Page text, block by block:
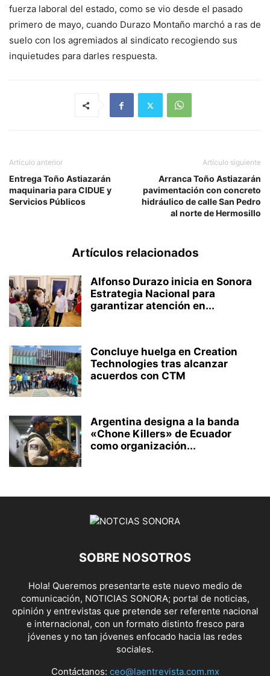
fuerza laboral del estado, como se vio desde el pasado
primero de mayo, cuando Durazo Montaño marchó a ras de
suelo con los agremiados al sindicato recogiendo sus
inquietudes para darles respuesta.
Artículo anterior
Entrega Toño Astiazarán
maquinaria para CIDUE y
Servicios Públicos
Artículo siguiente
Arranca Toño Astiazarán
pavimentación con concreto
hidráulico de calle San Pedro
al norte de Hermosillo
Artículos relacionados
Alfonso Durazo inicia en Sonora
Estrategia Nacional para
garantizar atención en...
Concluye huelga en Creation
Technologies tras alcanzar
acuerdos con CTM
Argentina designa a la banda
«Chone Killers» de Ecuador
como organización...
SOBRE NOSOTROS
Hola! Queremos presentarte este nuevo medio de
comunicación, NOTICIAS SONORA; portal de noticias,
opinión y entrevistas que pretende ser referente nacional
e internacional, con un formato distinto fresco para
jóvenes y no tan jóvenes enfocado hacia las redes
sociales.
Contáctanos: ceo@laentrevista.com.mx